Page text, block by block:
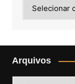
Arquivos